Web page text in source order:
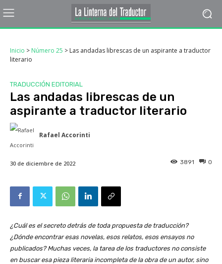
Inicio > Número 25 > Las andadas librescas de un aspirante a traductor
literario
TRADUCCIÓN EDITORIAL
Las andadas librescas de un
aspirante a traductor literario
Rafael Accorinti
30 de diciembre de 2022 0
3891
¿Cuál es el secreto detrás de toda propuesta de traducción?
¿Dónde encontrar esas novelas, esos relatos, esos ensayos no
publicados? Muchas veces, la tarea de los traductores no consiste
en buscar esa pieza literaria incompleta de la obra de un autor, sino